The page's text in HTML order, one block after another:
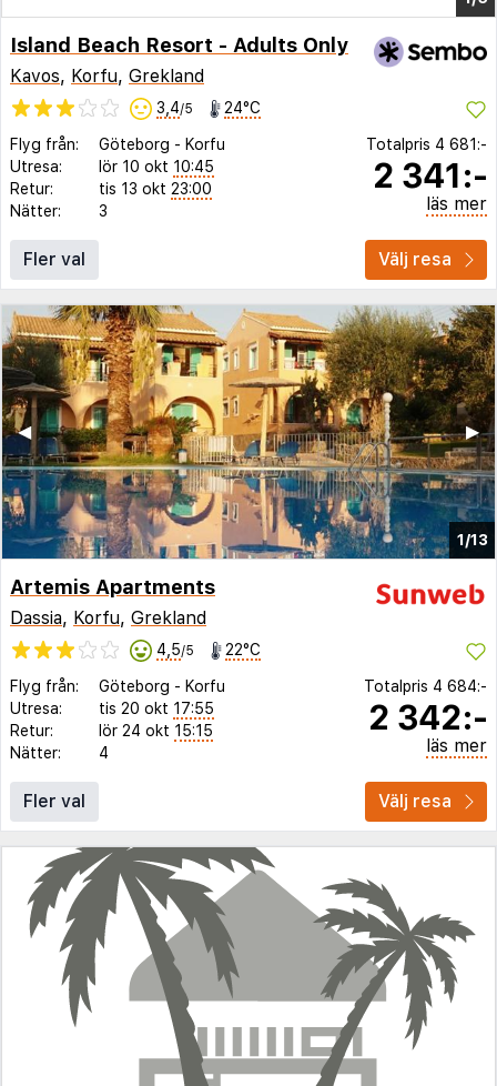
Island Beach Resort - Adults Only
Kavos, Korfu, Grekland
3,4/5 24°C
Flyg från: Göteborg - Korfu
Utresa:
lör 10 okt 10:45
Retur:
tis 13 okt 23:00
Nätter:
3
Totalpris 4 681:-
2 341:-
läs mer
Fler val Välj resa
1/13
▶︎
◀︎
Artemis Apartments
Dassia, Korfu, Grekland
4,5/5 22°C
Flyg från: Göteborg - Korfu
Utresa:
tis 20 okt 17:55
Retur:
lör 24 okt 15:15
Nätter:
4
Totalpris 4 684:-
2 342:-
läs mer
Fler val Välj resa